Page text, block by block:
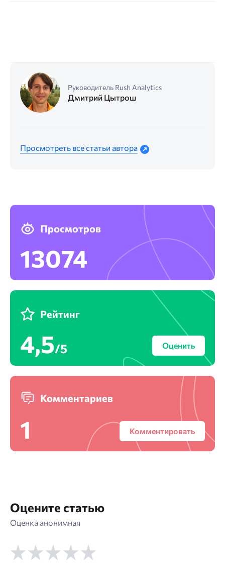
Руководитель Rush Analytics
Дмитрий Цытрош
Просмотреть все статьи автора
Просмотров
13074
Рейтинг
4,5/5 Оценить
Комментариев
1 Комментировать
Оцените статью
Оценка анонимная